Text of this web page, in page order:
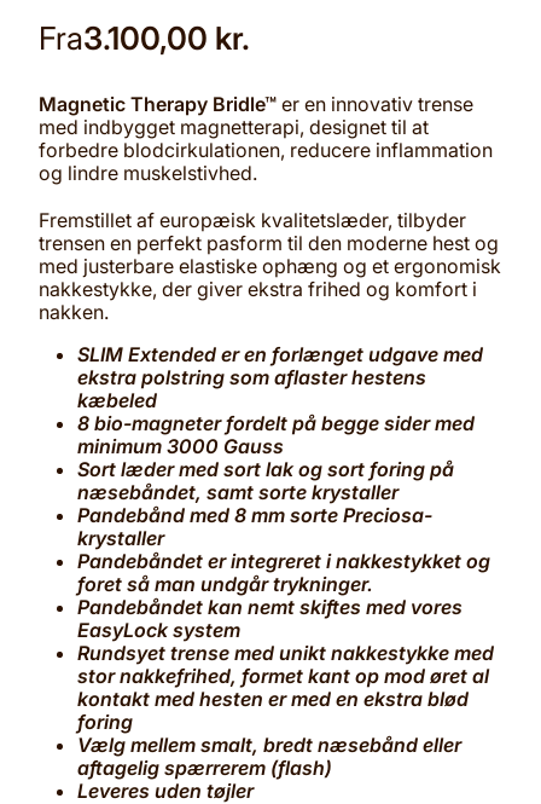
Fra3.100,00 kr.
Magnetic Therapy Bridle™ er en innovativ trense
med indbygget magnetterapi, designet til at
forbedre blodcirkulationen, reducere inflammation
og lindre muskelstivhed.
Fremstillet af europæisk kvalitetslæder, tilbyder
trensen en perfekt pasform til den moderne hest og
med justerbare elastiske ophæng og et ergonomisk
nakkestykke, der giver ekstra frihed og komfort i
nakken.
SLIM Extended er en forlænget udgave med
ekstra polstring som aflaster hestens
kæbeled
8 bio-magneter fordelt på begge sider med
minimum 3000 Gauss
Sort læder med sort lak og sort foring på
næsebåndet, samt sorte krystaller
Pandebånd med 8 mm sorte Preciosa-
krystaller
Pandebåndet er integreret i nakkestykket og
foret så man undgår trykninger.
Pandebåndet kan nemt skiftes med vores
EasyLock system
Rundsyet trense med unikt nakkestykke med
stor nakkefrihed, formet kant op mod øret al
kontakt med hesten er med en ekstra blød
foring
Vælg mellem smalt, bredt næsebånd eller
aftagelig spærrerem (flash)
Leveres uden tøjler